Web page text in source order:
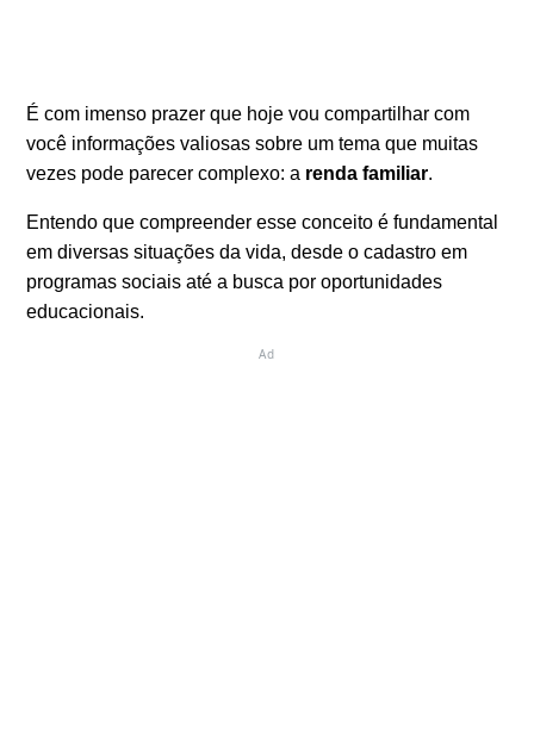
É com imenso prazer que hoje vou compartilhar com
você informações valiosas sobre um tema que muitas
vezes pode parecer complexo: a renda familiar.
Entendo que compreender esse conceito é fundamental
em diversas situações da vida, desde o cadastro em
programas sociais até a busca por oportunidades
educacionais.
Ad